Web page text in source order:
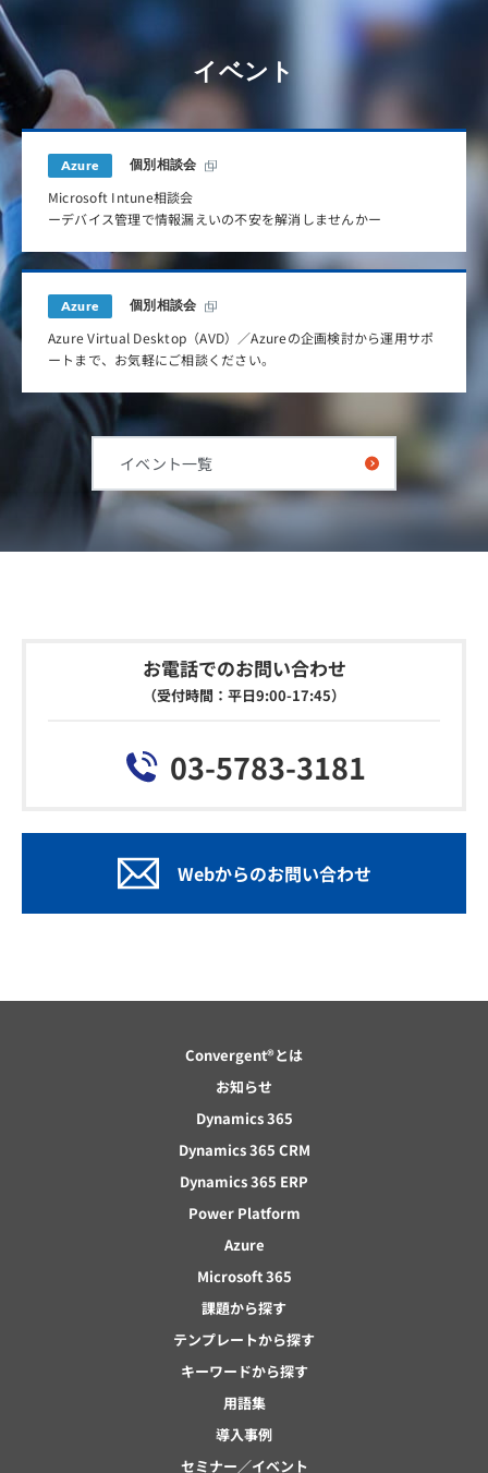
イベント
Azure 個別相談会
Microsoft Intune相談会
ーデバイス管理で情報漏えいの不安を解消しませんかー
Azure 個別相談会
Azure Virtual Desktop（AVD）／Azureの企画検討から運用サポ
ートまで、お気軽にご相談ください。
イベント一覧
お電話でのお問い合わせ
（受付時間：平日9:00-17:45）
03-5783-3181
Webからのお問い合わせ
Convergent®とは
お知らせ
Dynamics 365
Dynamics 365 CRM
Dynamics 365 ERP
Power Platform
Azure
Microsoft 365
課題から探す
テンプレートから探す
キーワードから探す
用語集
導入事例
セミナー／イベント